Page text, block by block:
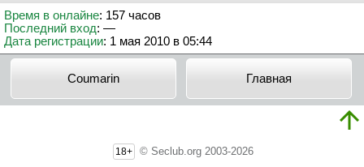
Время в онлайне: 157 часов
Последний вход: —
Дата регистрации: 1 мая 2010 в 05:44
Coumarin Главная
18+ © Seclub.org 2003-2026